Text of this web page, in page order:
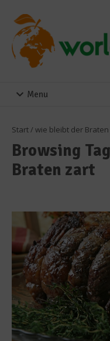
Menu
Start/ wie bleibt der
Browsing
Braten zart